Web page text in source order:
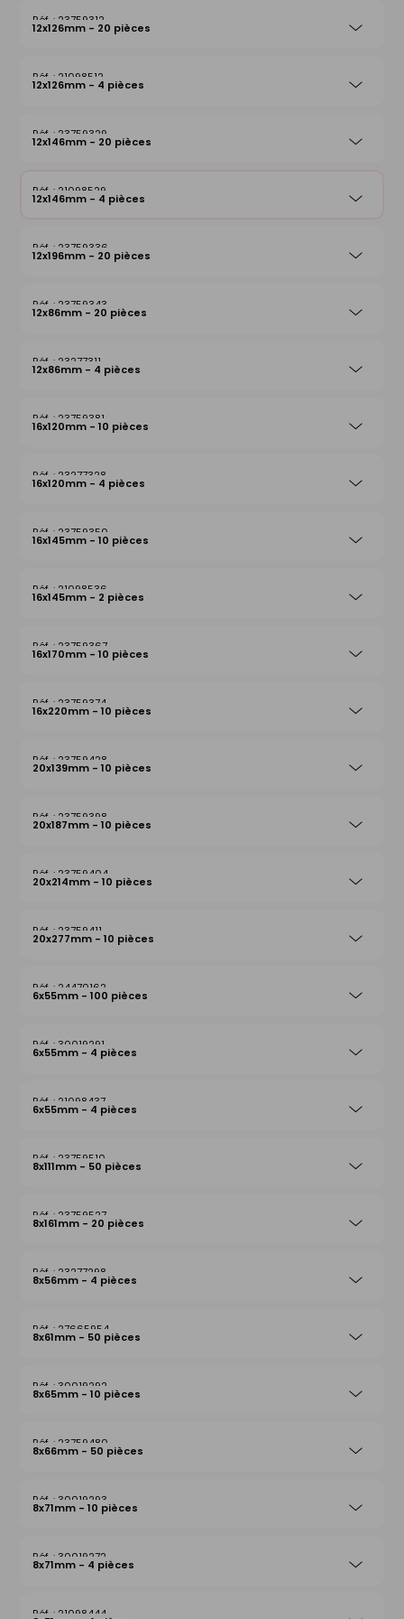
23759312
12x126mm - 20 pièces
21098512
12x126mm - 4 pièces
23759329
12x146mm - 20 pièces
21098529
12x146mm - 4 pièces
23759336
12x196mm - 20 pièces
23759343
12x86mm - 20 pièces
23277311
12x86mm - 4 pièces
23759381
16x120mm - 10 pièces
23277328
16x120mm - 4 pièces
23759350
16x145mm - 10 pièces
21098536
16x145mm - 2 pièces
23759367
16x170mm - 10 pièces
23759374
16x220mm - 10 pièces
23759428
20x139mm - 10 pièces
23759398
20x187mm - 10 pièces
23759404
20x214mm - 10 pièces
23759411
20x277mm - 10 pièces
24470162
6x55mm - 100 pièces
30019291
6x55mm - 4 pièces
21098437
6x55mm - 4 pièces
23759510
8x111mm - 50 pièces
23759527
8x161mm - 20 pièces
23277298
8x56mm - 4 pièces
27665954
8x61mm - 50 pièces
30019292
8x65mm - 10 pièces
23759480
8x66mm - 50 pièces
30019293
8x71mm - 10 pièces
30019272
8x71mm - 4 pièces
21098444